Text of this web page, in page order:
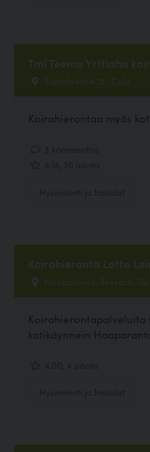
Tmi Teemu Yrttiaho
Topiaksentie 15 , Oulu
Koirahierontaa myös
Koirahieronta Lotta
Haaparanta, Seskarö,
Koirahierontapalveluita
kotikäynnein